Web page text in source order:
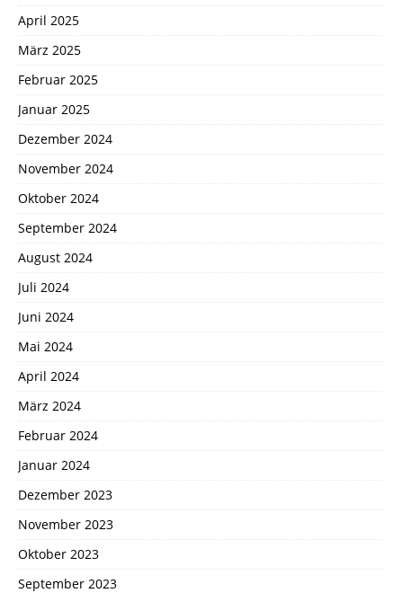
April 2025
März 2025
Februar 2025
Januar 2025
Dezember 2024
November 2024
Oktober 2024
September 2024
August 2024
Juli 2024
Juni 2024
Mai 2024
April 2024
März 2024
Februar 2024
Januar 2024
Dezember 2023
November 2023
Oktober 2023
September 2023